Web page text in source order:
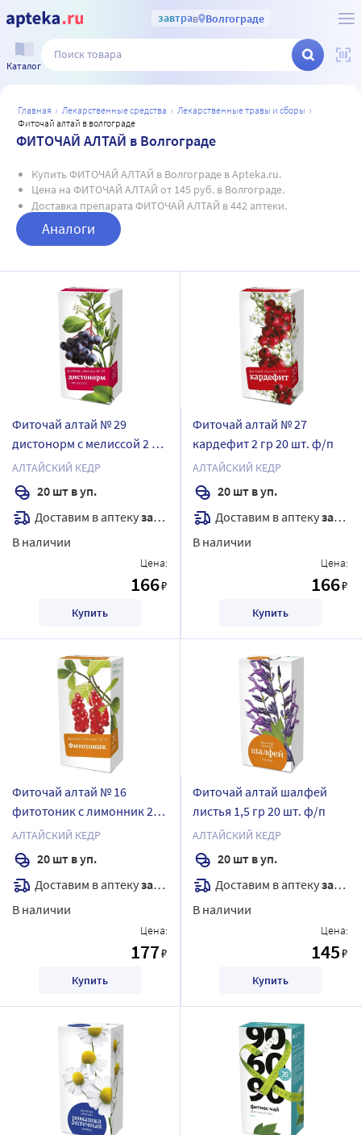
завтрав Волгограде
Каталог
главная лекарственные средства
лекарственные травы и сборы
фиточай алтай в волгограде
ФИТОЧАЙ АЛТАЙ в Волгограде
Купить ФИТОЧАЙ АЛТАЙ в Волгограде в Apteka.ru.
Цена на ФИТОЧАЙ АЛТАЙ от 145 руб. в Волгограде.
Доставка препарата ФИТОЧАЙ АЛТАЙ в 442 аптеки.
Аналоги
Фиточай алтай № 29
дистонорм с мелисcой 2 гр
20 шт. ф/п
АЛТАЙСКИЙ КЕДР
20 шт в уп.
Доставим в аптекузавтра
В наличии
Цена:
166₽
Купить
Фиточай алтай № 27
кардефит 2 гр 20 шт. ф/п
АЛТАЙСКИЙ КЕДР
20 шт в уп.
Доставим в аптекузавтра
В наличии
Цена:
166₽
Купить
Фиточай алтай № 16
фитотоник с лимонник 2
гр 20 шт. ф/п
АЛТАЙСКИЙ КЕДР
20 шт в уп.
Доставим в аптекузавтра
В наличии
Цена:
177₽
Купить
Фиточай алтай шалфей
листья 1,5 гр 20 шт. ф/п
АЛТАЙСКИЙ КЕДР
20 шт в уп.
Доставим в аптекузавтра
В наличии
Цена:
145₽
Купить